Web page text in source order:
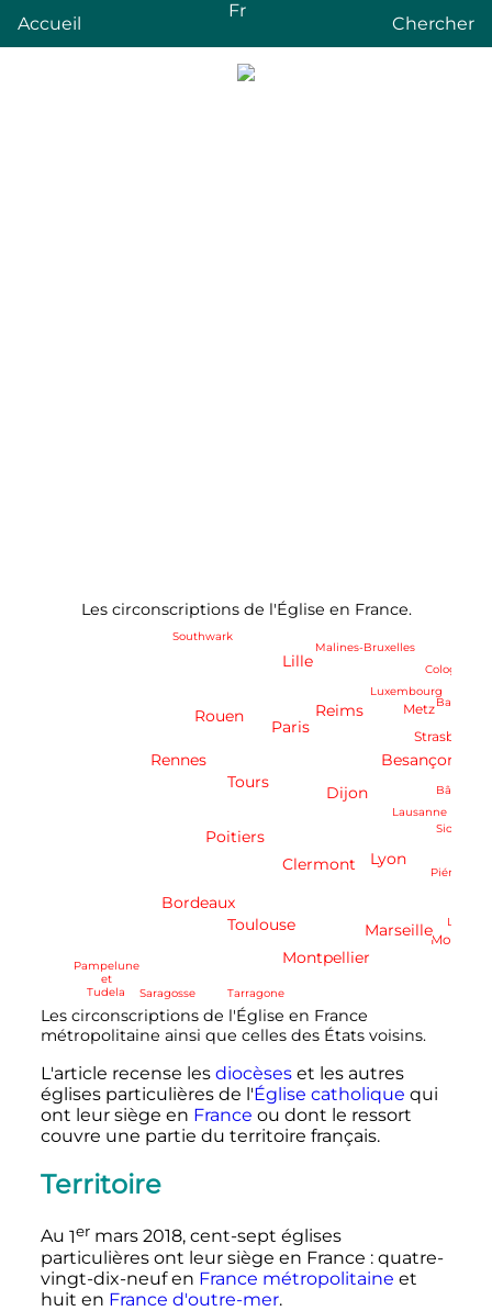
Accueil
Fr
Chercher
Les circonscriptions de l'Église en France.
Southwark
Lille
Malines-Bruxelles
Metz
Strasbourg
Cologne
Bamberg
Reims
Luxembourg
Besançon
Paris
Rouen
Rennes
Tours
Dijon
Lyon
Clermont
Poitiers
Bordeaux
Toulouse
Montpellier
Monaco
Marseille
Piémont
Ligurie
Lausanne
Bâle
Sion
Pampelune
et
Tudela
Saragosse Tarragone
Les circonscriptions de l'Église en France
métropolitaine ainsi que celles des États voisins.
L'article recense les diocèseset les autres
églises particulières de l'Église catholique qui
ont leur siège en France ou dont le ressort
couvre une partie du territoire français.
Territoire
Au 1ermars 2018, cent-sept églises
particulières ont leur siège en France : quatre-
vingt-dix-neuf en France métropolitaine et
huit en France d'outre-mer.